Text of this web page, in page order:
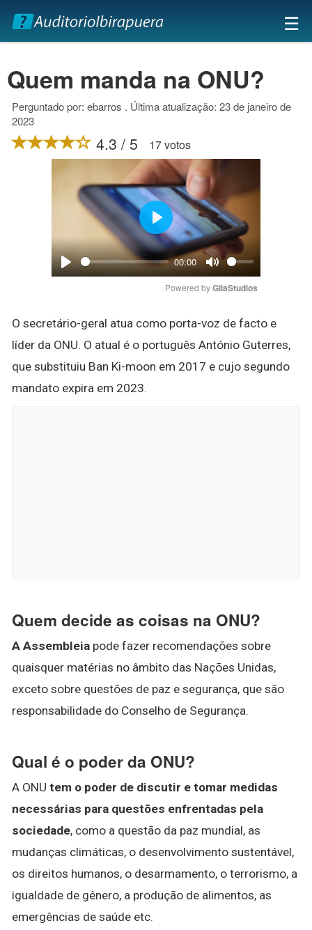
×
☰
Quem manda na ONU?
Perguntado por: ebarros . Última atualização: 23 de janeiro de
2023
4.3 / 5 17 votos
Play
00:00
Mute
Play
Powered by GliaStudios
O secretário-geral atua como porta-voz de facto e
líder da ONU. O atual é o português António Guterres,
que substituiu Ban Ki-moon em 2017 e cujo segundo
mandato expira em 2023.
Quem decide as coisas na ONU?
A Assembleia pode fazer recomendações sobre
quaisquer matérias no âmbito das Nações Unidas,
exceto sobre questões de paz e segurança, que são
responsabilidade do Conselho de Segurança.
Qual é o poder da ONU?
A ONU tem o poder de discutir e tomar medidas
necessárias para questões enfrentadas pela
sociedade, como a questão da paz mundial, as
mudanças climáticas, o desenvolvimento sustentável,
os direitos humanos, o desarmamento, o terrorismo, a
igualdade de gênero, a produção de alimentos, as
emergências de saúde etc.